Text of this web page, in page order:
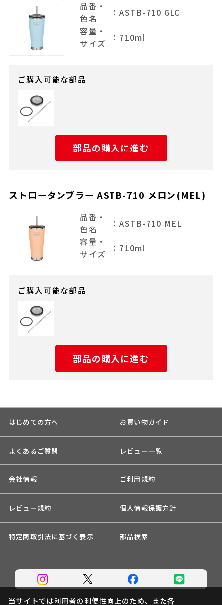
品番・
色名
：ASTB-710 GLC
容量・
サイズ
：710ml
ご購入可能な部品
部品の購入に進む
ストロータンブラー ASTB-710 メロン(MEL)
品番・
色名
：ASTB-710 MEL
容量・
サイズ
：710ml
ご購入可能な部品
部品の購入に進む
はじめての方へ お買い物ガイド
よくあるご質問 レビュー一覧
会社情報 ご利用規約
レビュー規約 個人情報保護方針
特定商取引法に基づく表示 部品検索
当サイトでは利用者の利便性向上のため、また各